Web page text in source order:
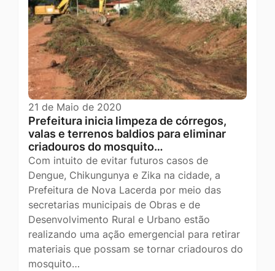
21 de Maio de 2020
Prefeitura inicia limpeza de córregos,
valas e terrenos baldios para eliminar
criadouros do mosquito…
Com intuito de evitar futuros casos de
Dengue, Chikungunya e Zika na cidade, a
Prefeitura de Nova Lacerda por meio das
secretarias municipais de Obras e de
Desenvolvimento Rural e Urbano estão
realizando uma ação emergencial para retirar
materiais que possam se tornar criadouros do
mosquito…